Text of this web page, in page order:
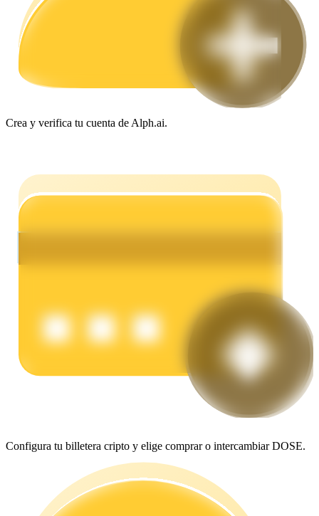
Estrategias comerciales
Earn
Gana recompensas competitivas diariamente
Crea y verifica tu cuenta de Alph.ai.
Configura tu billetera cripto y elige comprar o intercambiar DOSE.